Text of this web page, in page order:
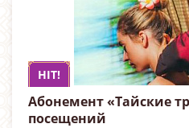
HIT!
Абонемент «Тайские
посещений